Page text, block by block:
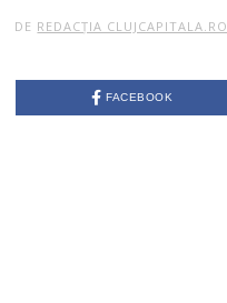
DE REDACȚIA CLUJCAPITALA.RO
FACEBOOK